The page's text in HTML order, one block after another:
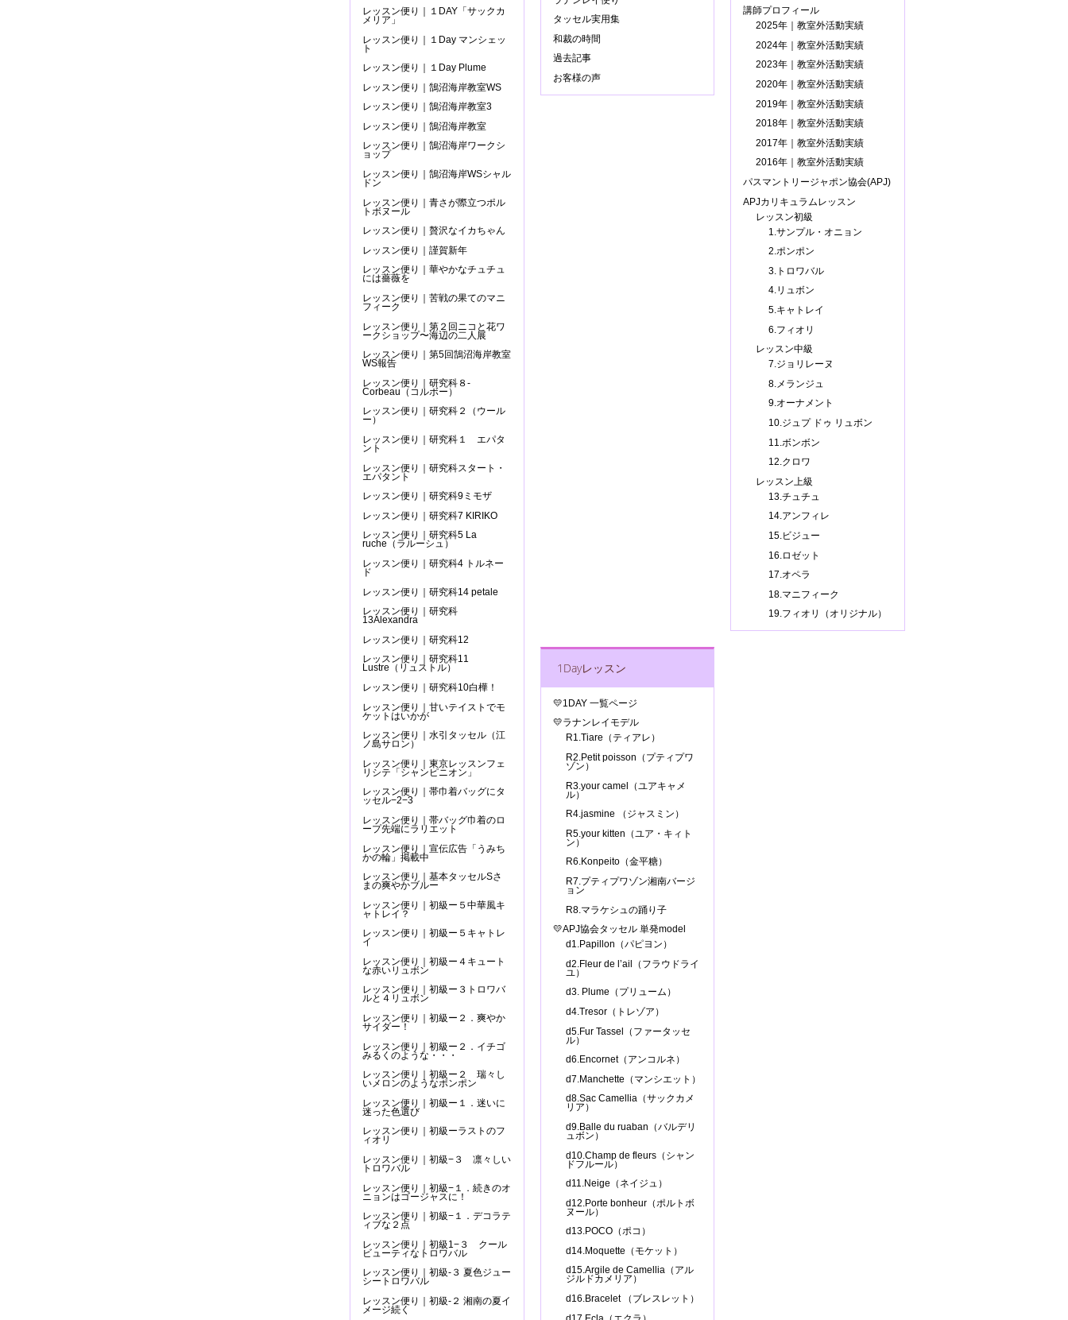
レッスン便り｜１DAY「サックカ
メリア」
レッスン便り｜１Day マンシェッ
ト
レッスン便り｜１Day Plume
レッスン便り｜鵠沼海岸教室WS
レッスン便り｜鵠沼海岸教室3
レッスン便り｜鵠沼海岸教室
レッスン便り｜鵠沼海岸ワークシ
ョップ
レッスン便り｜鵠沼海岸WSシャル
ドン
レッスン便り｜青さが際立つポル
トボヌール
レッスン便り｜贅沢なイカちゃん
レッスン便り｜謹賀新年
レッスン便り｜華やかなチュチュ
には薔薇を
レッスン便り｜苦戦の果てのマニ
フィーク
レッスン便り｜第２回ニコと花ワ
ークショップ〜海辺の二人展
レッスン便り｜第5回鵠沼海岸教室
WS報告
レッスン便り｜研究科８-
Corbeau（コルボー）
レッスン便り｜研究科２（ウール
ー）
レッスン便り｜研究科１ エパタ
ント
レッスン便り｜研究科スタート・
エパタント
レッスン便り｜研究科9ミモザ
レッスン便り｜研究科7 KIRIKO
レッスン便り｜研究科5 La
ruche（ラルーシュ）
レッスン便り｜研究科4 トルネー
ド
レッスン便り｜研究科14 petale
レッスン便り｜研究科
13Alexandra
レッスン便り｜研究科12
レッスン便り｜研究科11
Lustre（リュストル）
レッスン便り｜研究科10白樺！
レッスン便り｜甘いテイストでモ
ケットはいかが
レッスン便り｜水引タッセル（江
ノ島サロン）
レッスン便り｜東京レッスンフェ
リシテ「シャンピニオン」
レッスン便り｜帯巾着バッグにタ
ッセル−2−3
レッスン便り｜帯バッグ巾着のロ
ープ先端にラリエット
レッスン便り｜宣伝広告「うみち
かの輪」掲載中
レッスン便り｜基本タッセルSさ
まの爽やかブルー
レッスン便り｜初級ー５中華風キ
ャトレイ？
レッスン便り｜初級ー５キャトレ
イ
レッスン便り｜初級ー４キュート
な赤いリュボン
レッスン便り｜初級ー３トロワバ
ルと４リュボン
レッスン便り｜初級ー２．爽やか
サイダー！
レッスン便り｜初級ー２．イチゴ
みるくのような・・・
レッスン便り｜初級ー２ 瑞々し
いメロンのようなポンポン
レッスン便り｜初級ー１．迷いに
迷った色選び
レッスン便り｜初級ーラストのフ
ィオリ
レッスン便り｜初級−３ 凛々しい
トロワバル
レッスン便り｜初級−１．続きのオ
ニョンはゴージャスに！
レッスン便り｜初級−１．デコラテ
ィブな２点
レッスン便り｜初級1−３ クール
ビューティなトロワバル
レッスン便り｜初級-３ 夏色ジュー
シートロワバル
レッスン便り｜初級-２ 湘南の夏イ
メージ続く
タッセル実用集
和裁の時間
過去記事
お客様の声
講師プロフィール
2025年｜教室外活動実績
2024年｜教室外活動実績
2023年｜教室外活動実績
2020年｜教室外活動実績
2019年｜教室外活動実績
2018年｜教室外活動実績
2017年｜教室外活動実績
2016年｜教室外活動実績
パスマントリージャポン協会(APJ)
APJカリキュラムレッスン
レッスン初級
1.サンプル・オニョン
2.ポンポン
3.トロワバル
4.リュボン
5.キャトレイ
6.フィオリ
レッスン中級
7.ジョリレーヌ
8.メランジュ
9.オーナメント
10.ジュプ ドゥ リュボン
11.ボンボン
12.クロワ
レッスン上級
13.チュチュ
14.アンフィレ
15.ビジュー
16.ロゼット
17.オペラ
18.マニフィーク
19.フィオリ（オリジナル）
1Dayレッスン
💛1DAY 一覧ページ
💛ラナンレイモデル
R1.Tiare（ティアレ）
R2.Petit poisson（プティプワ
ゾン）
R3.your camel（ユアキャメ
ル）
R4.jasmine （ジャスミン）
R5.your kitten（ユア・キィト
ン）
R6.Konpeito（金平糖）
R7.プティプワゾン湘南バージ
ョン
R8.マラケシュの踊り子
💛APJ協会タッセル 単発model
d1.Papillon（パピヨン）
d2.Fleur de l’ail（フラウドライ
ユ）
d3. Plume（プリューム）
d4.Tresor（トレゾア）
d5.Fur Tassel（ファータッセ
ル）
d6.Encornet（アンコルネ）
d7.Manchette（マンシエット）
d8.Sac Camellia（サックカメ
リア）
d9.Balle du ruaban（バルデリ
ュボン）
d10.Champ de fleurs（シャン
ドフルール）
d11.Neige（ネイジュ）
d12.Porte bonheur（ポルトボ
ヌール）
d13.POCO（ポコ）
d14.Moquette（モケット）
d15.Argile de Camellia（アル
ジルドカメリア）
d16.Bracelet （ブレスレット）